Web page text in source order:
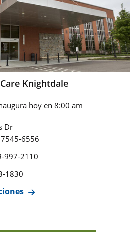
Knightdale
hoy en 8:00 am
Dr
6556
997-2110
1830